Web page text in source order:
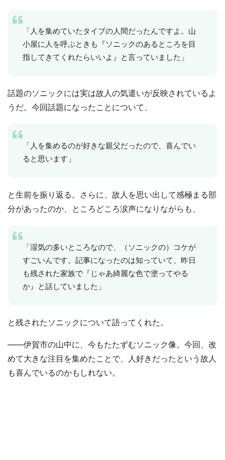
「人を集めていたタイプの人間だったんですよ。山
小屋に人を呼ぶときも『ソニックのあるところを目
指してきてくれたらいいよ』と言っていました」
話題のソニックには実は故人の気遣いが反映されているよ
うだ。今回話題になったことについて、
「人を集めるのが好きな親父だったので、喜んでい
ると思います」
と生前を振り返る。さらに、故人を思い出して感極まる部
分があったのか、ところどころ涙声になりながらも、
「湿気の多いところなので、（ソニックの）コケが
すごいんです。記事になったのは知っていて、昨日
も残された家族で『じゃあ綺麗な色で塗ってやる
か』と話していました」
と残されたソニックについて語ってくれた。
――伊賀市の山中に、今もたたずむソニック像。今回、改
めて大きな注目を集めたことで、人好きだったという故人
も喜んでいるのかもしれない。